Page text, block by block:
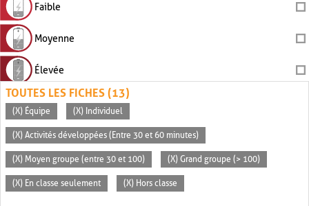
Faible
Moyenne
Élevée
TOUTES LES FICHES (13)
(X) Équipe (X) Individuel
(X) Activités développées (Entre 30 et 60 minutes)
(X) Moyen groupe (entre 30 et 100) (X) Grand groupe (> 100)
(X) En classe seulement (X) Hors classe